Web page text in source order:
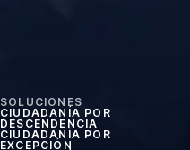
SOLUCIONES
CIUDADANÍA POR
DESCENDENCIA
CIUDADANÍA POR
EXCEPCIÓN